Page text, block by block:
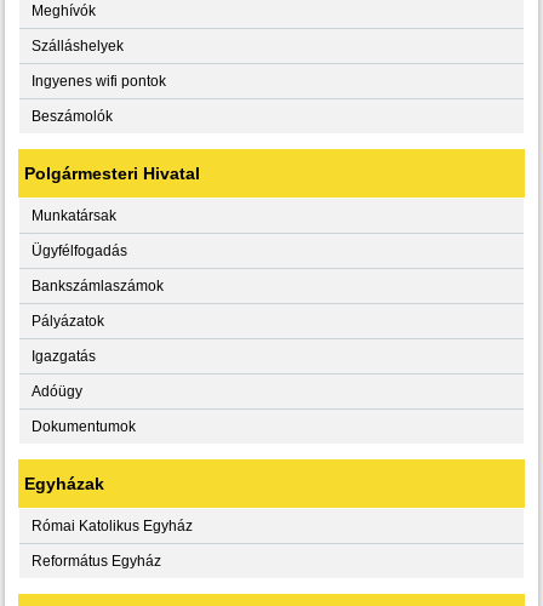
Meghívók
Szálláshelyek
Ingyenes wifi pontok
Beszámolók
Polgármesteri Hivatal
Munkatársak
Ügyfélfogadás
Bankszámlaszámok
Pályázatok
Igazgatás
Adóügy
Dokumentumok
Egyházak
Római Katolikus Egyház
Református Egyház